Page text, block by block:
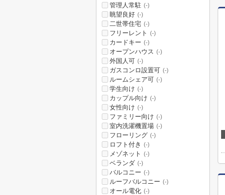
管理人常駐 (-)
眺望良好 (-)
二世帯住宅 (-)
フリーレント (-)
カードキー (-)
オープンハウス (-)
外国人可 (-)
ガスコンロ設置可 (-)
ルームシェア可 (-)
学生向け (-)
カップル向け (-)
女性向け (-)
ファミリー向け (-)
室内洗濯機置場 (-)
フローリング (-)
ロフト付き (-)
メゾネット (-)
ベランダ (-)
バルコニー (-)
ルーフバルコニー (-)
オール電化 (-)